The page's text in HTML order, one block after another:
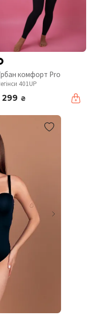
комфорт Pro
401UP
299 ₴